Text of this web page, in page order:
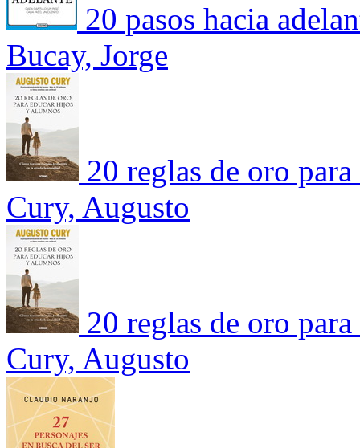
20 pasos hacia
Bucay, Jorge
20 reglas de oro
Cury, Augusto
20 reglas de oro
Cury, Augusto